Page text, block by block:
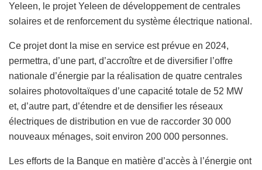
Yeleen, le projet Yeleen de développement de centrales
solaires et de renforcement du système électrique national.
Ce projet dont la mise en service est prévue en 2024,
permettra, d’une part, d’accroître et de diversifier l’offre
nationale d’énergie par la réalisation de quatre centrales
solaires photovoltaïques d’une capacité totale de 52 MW
et, d’autre part, d’étendre et de densifier les réseaux
électriques de distribution en vue de raccorder 30 000
nouveaux ménages, soit environ 200 000 personnes.
Les efforts de la Banque en matière d’accès à l’énergie ont